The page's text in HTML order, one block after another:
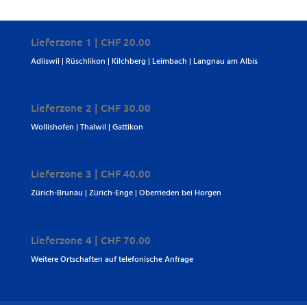
Lieferzone 1 | CHF 20.00
Adliswil | Rüschlikon | Kilchberg | Leimbach | Langnau am Albis
Lieferzone 2 | CHF 30.00
Wollishofen | Thalwil | Gattikon
Lieferzone 3 | CHF 40.00
Zürich-Brunau | Zürich-Enge | Oberrieden bei Horgen
Lieferzone 4 | CHF 70.00
Weitere Ortschaften auf telefonische Anfrage